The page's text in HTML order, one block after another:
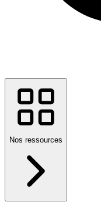
Nos ressources